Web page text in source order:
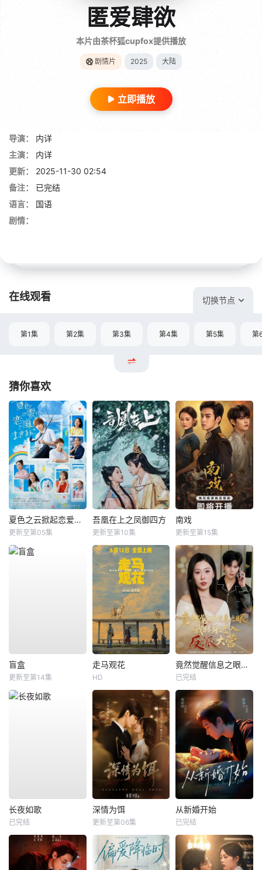
匿爱肆欲
本片由茶杯狐cupfox提供播放
剧情片 2025 大陆
立即播放
导演：
内详
主演：
内详
更新：
2025-11-30 02:54
备注：
已完结
语言：
国语
剧情：
在线观看 切换节点
第1集 第2集 第3集 第4集 第5集 第
猜你喜欢
夏色之云掀起恋爱与风暴
更新至第05集
吾凰在上之凤御四方
更新至第10集
南戏
更新至第15集
盲盒
更新至第14集
走马观花
HD
竟然觉醒信息之眼，我转身进入反派大营
已完结
长夜如歌
已完结
深情为饵
更新至第06集
从新婚开始
已完结